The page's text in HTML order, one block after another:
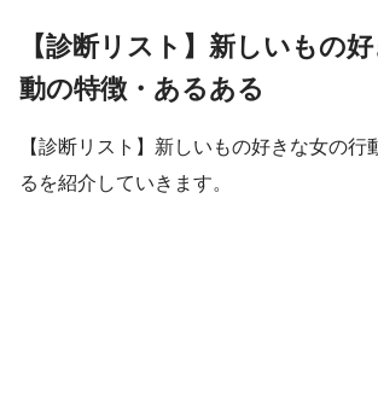
【診断リスト】新しいもの
動の特徴・あるある
【診断リスト】新しいもの好きな女の行
るを紹介していきます。